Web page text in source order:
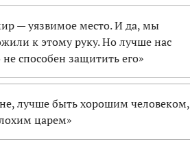
— уязвимое место. И да, мы
к этому руку. Но лучше нас
способен защитить его»
лучше быть хорошим человеком,
царем»